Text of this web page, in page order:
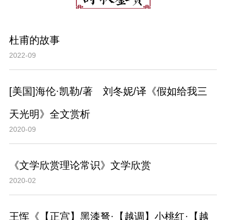
杜甫的故事
2022-09
[美国]海伦·凯勒/著 刘冬妮/译《假如给我三
天光明》全文赏析
2020-09
《文学欣赏理论常识》文学欣赏
2020-02
王恽《【正宫】黑漆弩·【越调】小桃红·【越